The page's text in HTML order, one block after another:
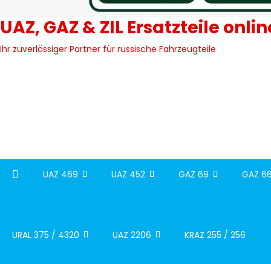
UAZ, GAZ & ZIL Ersatzteile
Ihr zuverlässiger Partner für russische Fahrzeugteile
UAZ 469 UAZ 452 GAZ 69 GAZ
URAL 375 / 4320 UAZ 2206 KRAZ 255 / 256